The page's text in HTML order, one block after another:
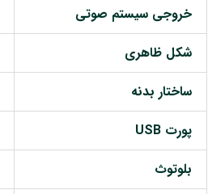
خروجی سیستم صوتی
شکل ظاهری
ساختار بدنه
پورت USB
بلوتوث